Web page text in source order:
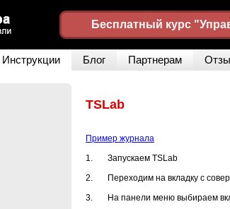
Бесплатный курс
Инструкции Блог Партнерам
TSLab
Пример журнала
1. Запускаем TSLab
2. Переходим на вкладку с
3. На панели меню выбираем